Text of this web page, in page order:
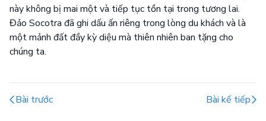
này không bị mai một và tiếp tục tồn tại trong tương lai.
Đảo Socotra đã ghi dấu ấn riêng trong lòng du khách và là
một mảnh đất đầy kỳ diệu mà thiên nhiên ban tặng cho
chúng ta.
Bài trước Bài kế tiếp